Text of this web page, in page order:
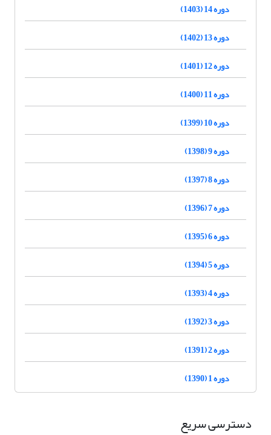
دوره 14 (1403)
دوره 13 (1402)
دوره 12 (1401)
دوره 11 (1400)
دوره 10 (1399)
دوره 9 (1398)
دوره 8 (1397)
دوره 7 (1396)
دوره 6 (1395)
دوره 5 (1394)
دوره 4 (1393)
دوره 3 (1392)
دوره 2 (1391)
دوره 1 (1390)
دسترسی سریع